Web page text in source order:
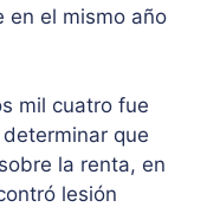
en el mismo año
mil cuatro fue
que
la renta, en
lesión